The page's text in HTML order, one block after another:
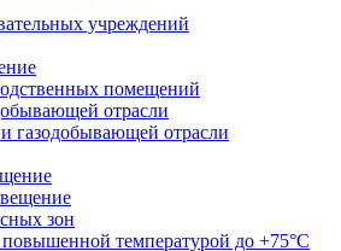
учреждений
помещений
отрасли
газодобывающей отрасли
зон
температурой до +75°C